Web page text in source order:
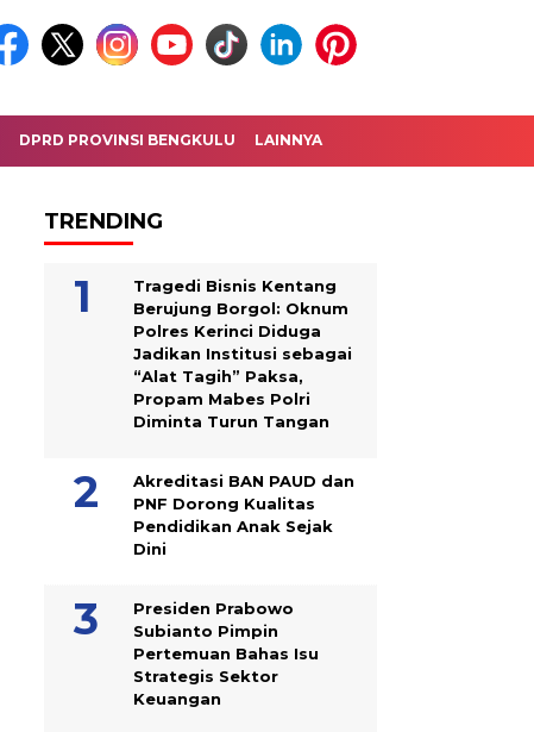
DPRD PROVINSI BENGKULU LAINNYA
TRENDING
Tragedi Bisnis Kentang
Berujung Borgol: Oknum
Polres Kerinci Diduga
Jadikan Institusi sebagai
“Alat Tagih” Paksa,
Propam Mabes Polri
Diminta Turun Tangan
Akreditasi BAN PAUD dan
PNF Dorong Kualitas
Pendidikan Anak Sejak
Dini
Presiden Prabowo
Subianto Pimpin
Pertemuan Bahas Isu
Strategis Sektor
Keuangan